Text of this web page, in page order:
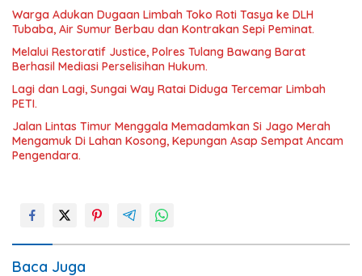
Warga Adukan Dugaan Limbah Toko Roti Tasya ke DLH
Tubaba, Air Sumur Berbau dan Kontrakan Sepi Peminat.
Melalui Restoratif Justice, Polres Tulang Bawang Barat
Berhasil Mediasi Perselisihan Hukum.
Lagi dan Lagi, Sungai Way Ratai Diduga Tercemar Limbah
PETI.
Jalan Lintas Timur Menggala Memadamkan Si Jago Merah
Mengamuk Di Lahan Kosong, Kepungan Asap Sempat Ancam
Pengendara.
Baca Juga